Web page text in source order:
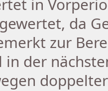
in
da
zur
in der